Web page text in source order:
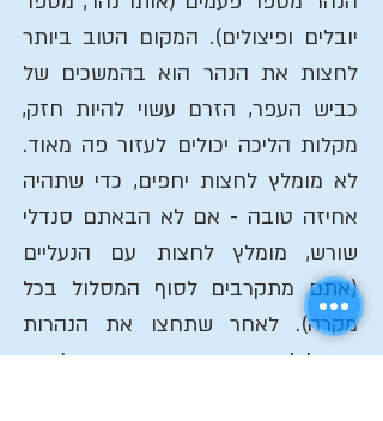
יובלים ופיצולים). המקום הטוב ביותר
לחצות את הנהר הוא בהמשכים של
כביש העפר, הזרם עשוי להיות חזק,
מקלות הליכה יכולים לעזור פה מאוד.
לא מומלץ לחצות יחפים, כדי שתהיה
אחיזה טובה - אם לא הבאתם סנדלי
שורש, מומלץ לחצות עם הנעליים
(אתם מתקרבים לסוף המסלול בכל
מקרה). לאחר שתחצו את הנהרות
המסלול יתחבר עם כביש הגישה לקניון